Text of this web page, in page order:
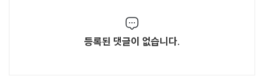
등록된 댓글이 없습니다.